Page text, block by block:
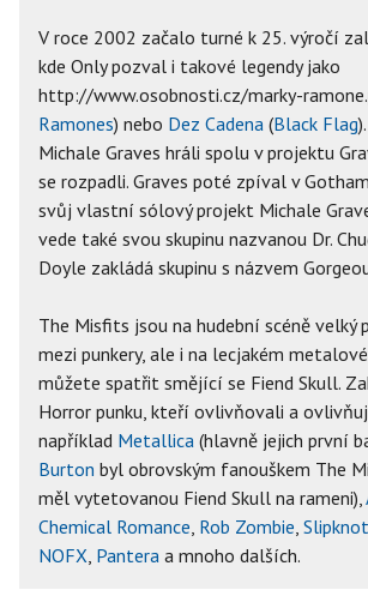
V roce 2002 začalo turné k 25. výročí
kde Only pozval i takové legendy jako
http://www.osobnosti.cz/marky-
Ramones) nebo Dez Cadena (Black Flag
Michale Graves hráli spolu v projektu
se rozpadli. Graves poté zpíval v
svůj vlastní sólový projekt Michale
vede také svou skupinu nazvanou Dr.
Doyle zakládá skupinu s názvem
The Misfits jsou na hudební scéně velký
mezi punkery, ale i na lecjakém
můžete spatřit smějící se Fiend Skull.
Horror punku, kteří ovlivňovali a
například Metallica (hlavně jejich první
Burton byl obrovským fanouškem The
měl vytetovanou Fiend Skull na rameni),
Chemical Romance, Rob Zombie, Slipknot
NOFX, Pantera a mnoho dalších.